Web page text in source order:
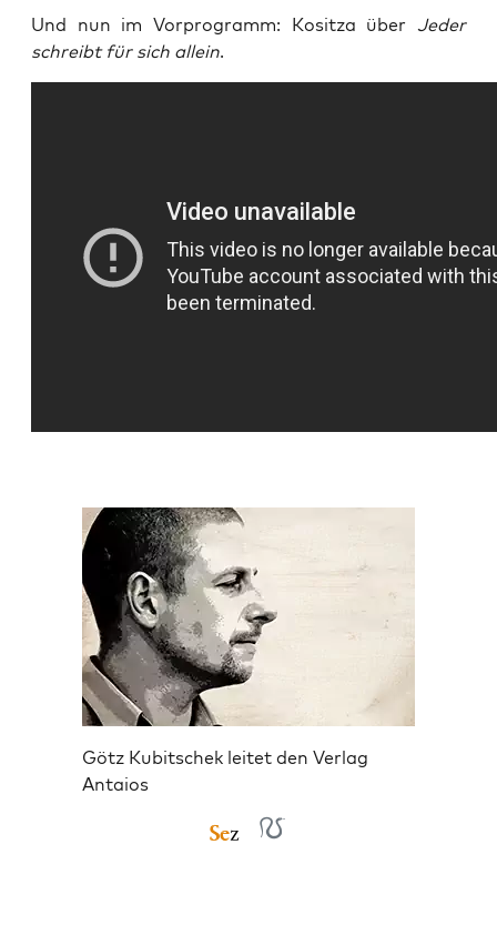
Und nun im Vor­pro­gramm: Kositza über Jeder
schreibt für sich allein.
Götz Kubitschek leitet den Verlag
Antaios